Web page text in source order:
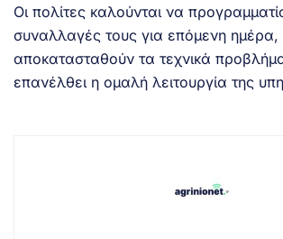
Οι πολίτες καλούνται να
συναλλαγές τους για επόμενη
αποκατασταθούν τα τεχνικά
επανέλθει η ομαλή λειτουργία της